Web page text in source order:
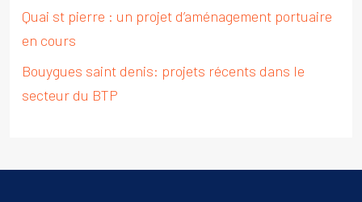
Quai st pierre : un projet d’aménagement portuaire
en cours
Bouygues saint denis: projets récents dans le
secteur du BTP